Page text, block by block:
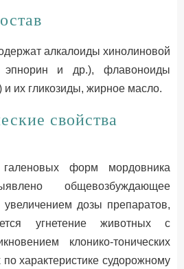
алкалоиды хинолиновой
эпнорин и др.), флавоноиды
и их гликозиды, жирное масло.
свойства
форм мордовника
общевозбуждающее
дозы препаратов,
угнетение животных с
клонико-тонических
по характеристике судорожному